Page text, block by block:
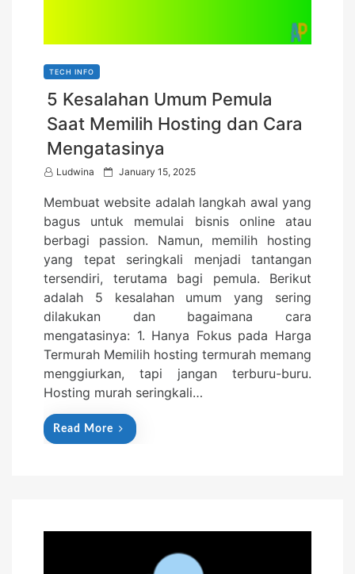
TECH INFO
5 Kesalahan Umum Pemula
Saat Memilih Hosting dan Cara
Mengatasinya
Ludwina
P
s
t
e
d
o
n
January 15, 2025
Membuat website adalah langkah awal yang
bagus untuk memulai bisnis online atau
berbagi passion. Namun, memilih hosting
yang tepat seringkali menjadi tantangan
tersendiri, terutama bagi pemula. Berikut
adalah 5 kesalahan umum yang sering
dilakukan dan bagaimana cara
mengatasinya: 1. Hanya Fokus pada Harga
Termurah Memilih hosting termurah memang
menggiurkan, tapi jangan terburu-buru.
Hosting murah seringkali…
Read More